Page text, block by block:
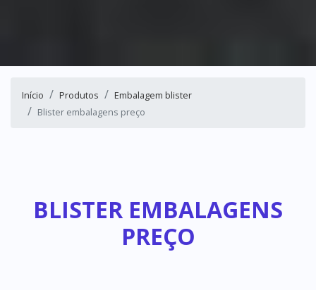
Início Produtos
Embalagem blister
Blister embalagens preço
BLISTER EMBALAGENS
PREÇO